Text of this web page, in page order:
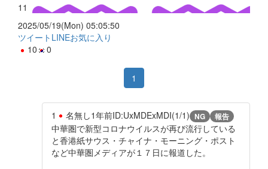
11
2025/05/19(Mon) 05:05:50
ツイート LINEお気に入り
10
0
1
1 名無し1年前ID:UxMDExMDI(1/1) NG 報告
中華圏で新型コロナウイルスが再び流行している
と香港紙サウス・チャイナ・モーニング・ポスト
など中華圏メディアが１７日に報道した。